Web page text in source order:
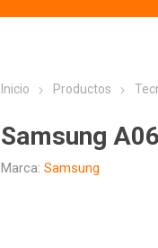
Inicio Productos
Samsung
Marca: Samsung